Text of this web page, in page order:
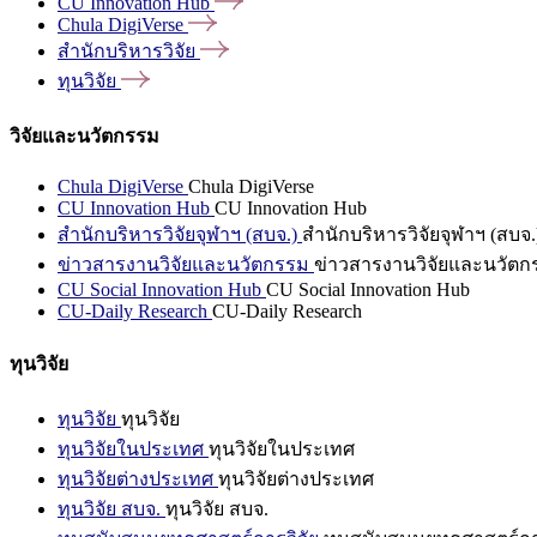
Chula DigiVerse
สำนักบริหารวิจัย
ทุนวิจัย
วิจัยและนวัตกรรม
Chula DigiVerse Chula DigiVerse
CU Innovation Hub CU Innovation Hub
สำนักบริหารวิจัยจุฬาฯ (สบจ.) สำนักบริหารวิจัยจุฬาฯ (สบจ
ข่าวสารงานวิจัยและนวัตกรรม ข่าวสารงานวิจัยและนวัตก
CU Social Innovation Hub CU Social Innovation Hub
CU-Daily Research CU-Daily Research
ทุนวิจัย
ทุนวิจัย ทุนวิจัย
ทุนวิจัยในประเทศ ทุนวิจัยในประเทศ
ทุนวิจัยต่างประเทศ ทุนวิจัยต่างประเทศ
ทุนวิจัย สบจ. ทุนวิจัย สบจ.